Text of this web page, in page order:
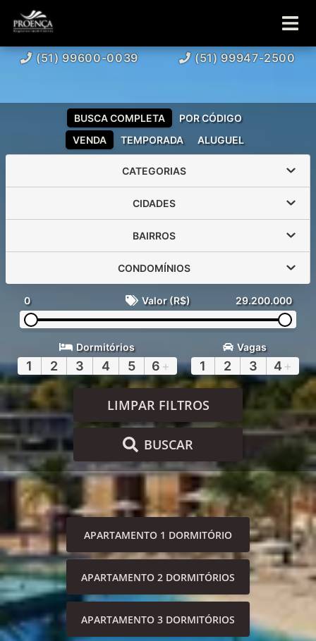
(51) 99600-0039 (51) 99947-2500
VENDA TEMPORADA ALUGUEL
BUSCA COMPLETA POR CÓDIGO
CATEGORIAS
CIDADES
BAIRROS
CONDOMÍNIOS
0 Valor (R$) 29.200.000
Dormitórios
1 2 3 4 5 6 +
Vagas
1 2 3 4 +
LIMPAR FILTROS
BUSCAR
APARTAMENTO 1 DORMITÓRIO
APARTAMENTO 2 DORMITÓRIOS
APARTAMENTO 3 DORMITÓRIOS